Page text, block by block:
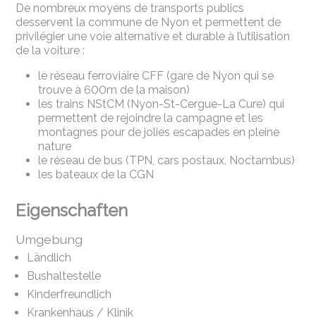
De nombreux moyens de transports publics
desservent la commune de Nyon et permettent de
privilégier une voie alternative et durable à l’utilisation
de la voiture :
le réseau ferroviaire CFF (gare de Nyon qui se
trouve à 600m de la maison)
les trains NStCM (Nyon-St-Cergue-La Cure) qui
permettent de rejoindre la campagne et les
montagnes pour de jolies escapades en pleine
nature
le réseau de bus (TPN, cars postaux, Noctambus)
les bateaux de la CGN
Eigenschaften
Umgebung
Ländlich
Bushaltestelle
Kinderfreundlich
Krankenhaus / Klinik